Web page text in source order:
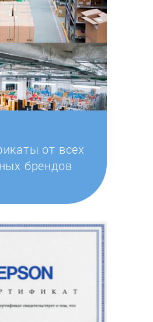
от всех
брендов